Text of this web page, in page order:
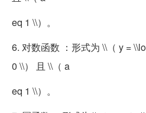
eq 1 \\）。
6. 对数函数 ：形式为 \\（ y =
0 \\） 且 \\（ a
eq 1 \\）。